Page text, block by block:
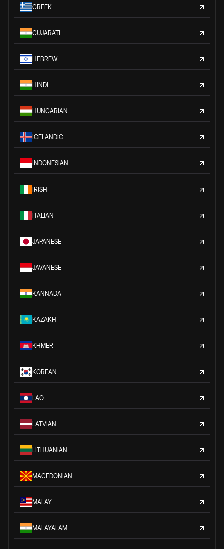
GREEK
GUJARATI
HEBREW
HINDI
HUNGARIAN
ICELANDIC
INDONESIAN
IRISH
ITALIAN
JAPANESE
JAVANESE
KANNADA
KAZAKH
KHMER
KOREAN
LAO
LATVIAN
LITHUANIAN
MACEDONIAN
MALAY
MALAYALAM